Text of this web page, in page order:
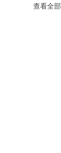
查看全部